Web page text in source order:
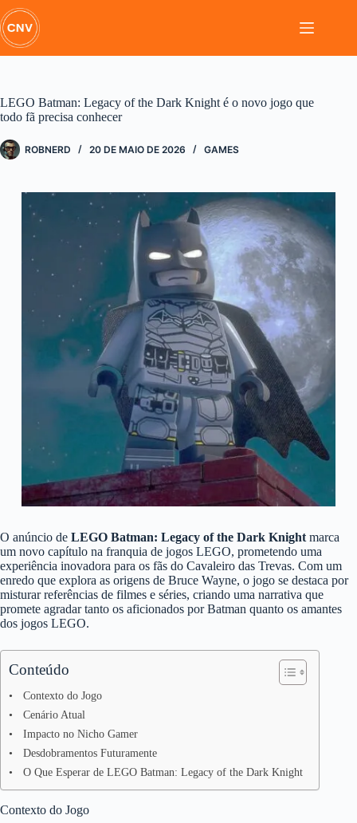
Pular
para
o
conteúdo
LEGO Batman: Legacy of the Dark Knight é o novo jogo que
todo fã precisa conhecer
ROBNERD 20 DE MAIO DE 2026 GAMES
O anúncio de LEGO Batman: Legacy of the Dark Knight marca
um novo capítulo na franquia de jogos LEGO, prometendo uma
experiência inovadora para os fãs do Cavaleiro das Trevas. Com um
enredo que explora as origens de Bruce Wayne, o jogo se destaca por
misturar referências de filmes e séries, criando uma narrativa que
promete agradar tanto os aficionados por Batman quanto os amantes
dos jogos LEGO.
Conteúdo
Contexto do Jogo
Cenário Atual
Impacto no Nicho Gamer
Desdobramentos Futuramente
O Que Esperar de LEGO Batman: Legacy of the Dark Knight
Contexto do Jogo